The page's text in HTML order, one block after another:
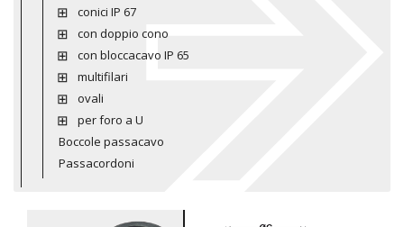
conici IP 67
con doppio cono
con bloccacavo IP 65
multifilari
ovali
per foro a U
Boccole passacavo
Passacordoni